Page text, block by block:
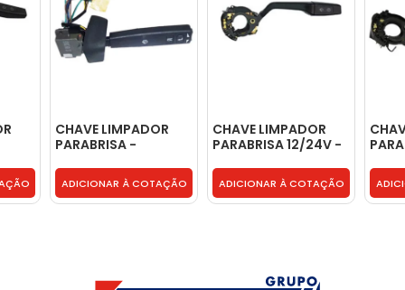
CHAVE LIMPADOR
PARABRISA -
ADICIONAR À COTAÇÃO
CHAVE LIMPADOR
PARABRISA 12/24V -
ADICIONAR À COTAÇÃO